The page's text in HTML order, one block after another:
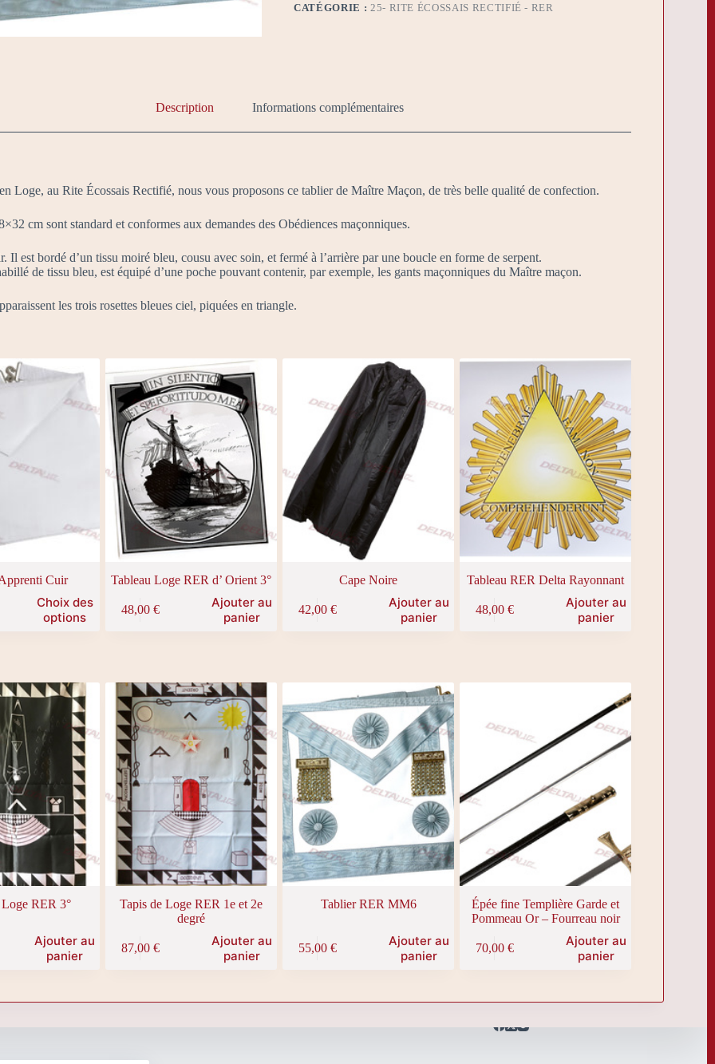
CATÉGORIE : 25- RITE ÉCOSSAIS RECTIFIÉ - RER
Description Informations complémentaires
Loge, au Rite Écossais Rectifié, nous vous proposons ce tablier de Maître Maçon, de très belle qualité de confection.
cm sont standard et conformes aux demandes des Obédiences maçonniques.
Il est bordé d’un tissu moiré bleu, cousu avec soin, et fermé à l’arrière par une boucle en forme de serpent.
de tissu bleu, est équipé d’une poche pouvant contenir, par exemple, les gants maçonniques du Maître maçon.
les trois rosettes bleues ciel, piquées en triangle.
Cuir
Choix des
options
Tableau Loge RER d’ Orient 3°
48,00 €
Ajouter au
panier
Cape Noire
42,00 €
Ajouter au
panier
Tableau RER Delta Rayonnant
48,00 €
Ajouter au
panier
RER 3°
Ajouter au
panier
Tapis de Loge RER 1e et 2e
degré
87,00 €
Ajouter au
panier
Tablier RER MM6
55,00 €
Ajouter au
panier
Épée fine Templière Garde et
Pommeau Or – Fourreau noir
70,00 €
Ajouter au
panier